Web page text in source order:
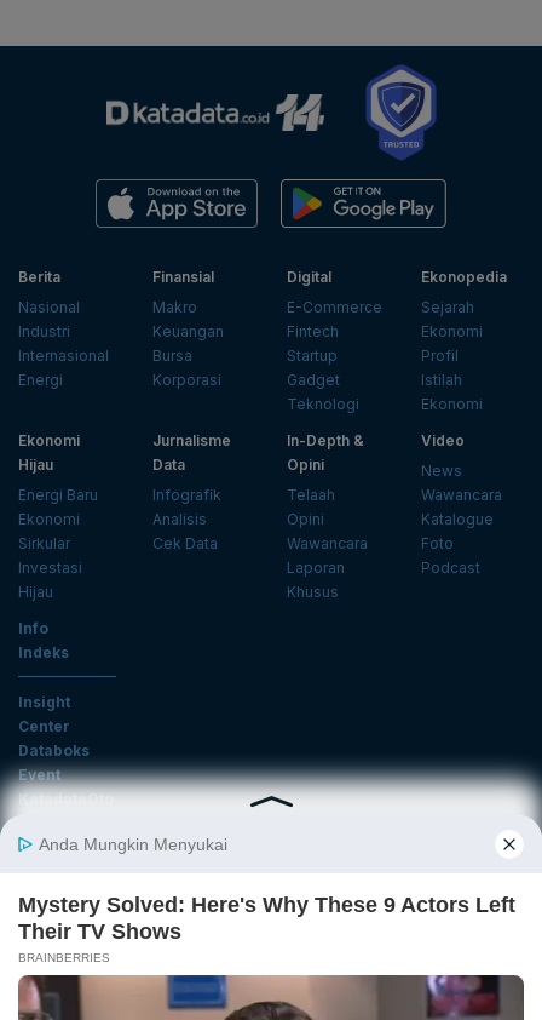
Berita
Nasional
Industri
Internasional
Energi
Finansial
Makro
Keuangan
Bursa
Korporasi
Digital
E-Commerce
Fintech
Startup
Gadget
Teknologi
Ekonopedia
Sejarah
Ekonomi
Profil
Istilah
Ekonomi
Ekonomi
Hijau
Energi Baru
Ekonomi
Sirkular
Investasi
Hijau
Jurnalisme
Data
Infografik
Analisis
Cek Data
In-Depth &
Opini
Telaah
Opini
Wawancara
Laporan
Khusus
Video
News
Wawancara
Katalogue
Foto
Podcast
Info
Indeks
Insight
Center
Databoks
Event
KatadataOto
Email
Daftar